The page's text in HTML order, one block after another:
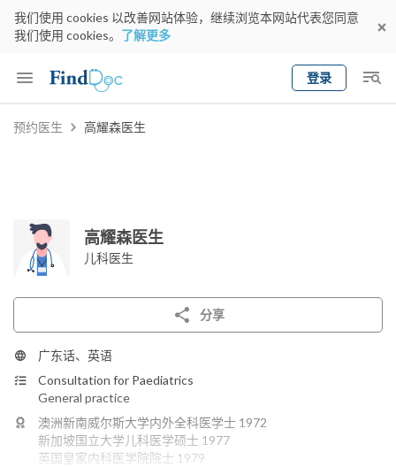
我们使用 cookies 以改善网站体验，继续浏览本网站代表您同意
我们使用 cookies。 了解更多
登录
Keyword
预约医生 高耀森医生
高耀森医生
儿科医生
分享
广东话、英语
Consultation for Paediatrics
General practice
澳洲新南威尔斯大学内外全科医学士 1972
新加坡国立大学儿科医学硕士 1977
英国皇家内科医学院院士 1979